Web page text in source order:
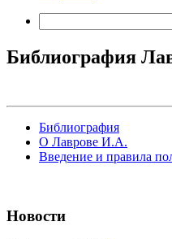
Библиография
Библиография
О Лаврове И.А.
Введение и правила
Новости